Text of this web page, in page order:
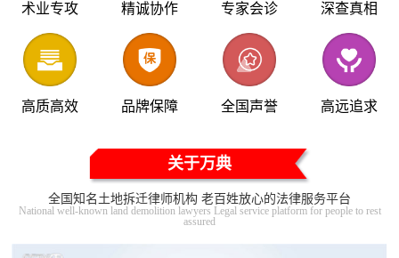
术业专攻 精诚协作 专家会诊 深查真相
高质高效 品牌保障 全国声誉 高远追求
关于万典
全国知名土地拆迁律师机构 老百姓放心的法律服务平台
National well-known land demolition lawyers Legal service platform for people to rest
assured